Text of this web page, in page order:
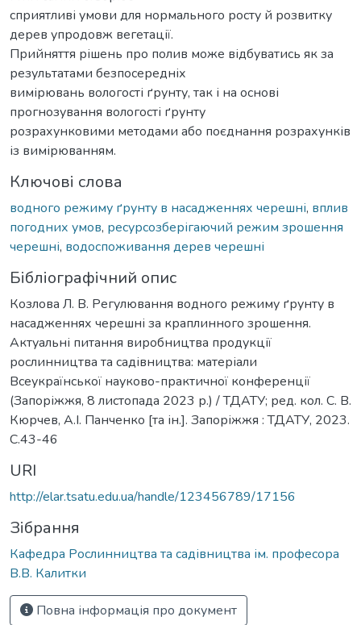
сприятливі умови для нормального росту й розвитку
дерев упродовж вегетації.
Прийняття рішень про полив може відбуватись як за
результатами безпосередніх
вимірювань вологості ґрунту, так і на основі
прогнозування вологості ґрунту
розрахунковими методами або поєднання розрахунків
із вимірюванням.
Ключові слова
водного режиму ґрунту в насадженнях черешні, вплив
погодних умов, ресурсозберігаючий режим зрошення
черешні, водоспоживання дерев черешні
Бібліографічний опис
Козлова Л. В. Регулювання водного режиму ґрунту в
насадженнях черешні за краплинного зрошення.
Актуальні питання виробництва продукції
рослинництва та садівництва: матеріали
Всеукраїнської науково-практичної конференції
(Запоріжжя, 8 листопада 2023 р.) / ТДАТУ; ред. кол. С. В.
Кюрчев, А.І. Панченко [та ін.]. Запоріжжя : ТДАТУ, 2023.
С.43-46
URI
http://elar.tsatu.edu.ua/handle/123456789/17156
Зібрання
Кафедра Рослинництва та садівництва ім. професора
В.В. Калитки
Повна інформація про документ